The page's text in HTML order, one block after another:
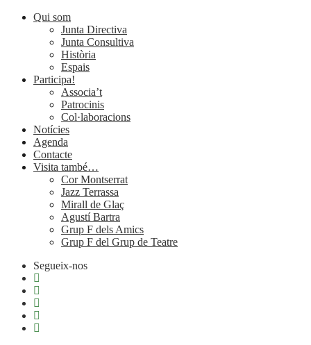
Qui som
Junta Directiva
Junta Consultiva
Història
Espais
Participa!
Associa’t
Patrocinis
Col·laboracions
Notícies
Agenda
Contacte
Visita també…
Cor Montserrat
Jazz Terrassa
Mirall de Glaç
Agustí Bartra
Grup F dels Amics
Grup F del Grup de Teatre
Segueix-nos